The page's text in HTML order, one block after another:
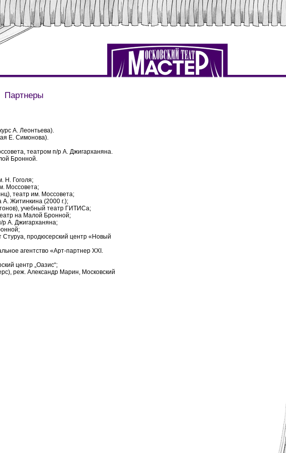
Партнеры
А. Леонтьева).
Е. Симонова).
театром п/р А. Джигарханяна.
Бронной.
Н. Гоголя;
Моссовета;
театр им. Моссовета;
А. Житинкина (2000 г.);
учебный театр ГИТИСа;
на Малой Бронной;
р А. Джигарханяна;
продюсерский центр «Новый
агентство «Арт-партнер XXI.
центр „Оазис“;
реж. Александр Марин, Московский